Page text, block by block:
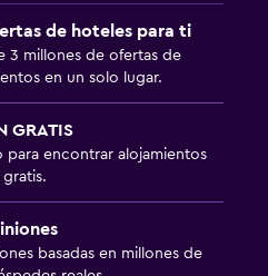
de hoteles para ti
3 millones de ofertas de
en un solo lugar.
GRATIS
para encontrar alojamientos
basadas en millones de